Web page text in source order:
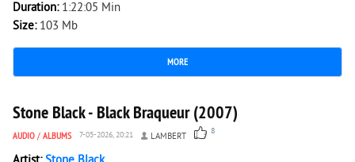
Duration: 1:22:05 Min
Size: 103 Mb
MORE
5 884 0
Stone Black - Black Braqueur (2007)
AUDIO / ALBUMS 7-05-2026, 20:21 LAMBERT 8